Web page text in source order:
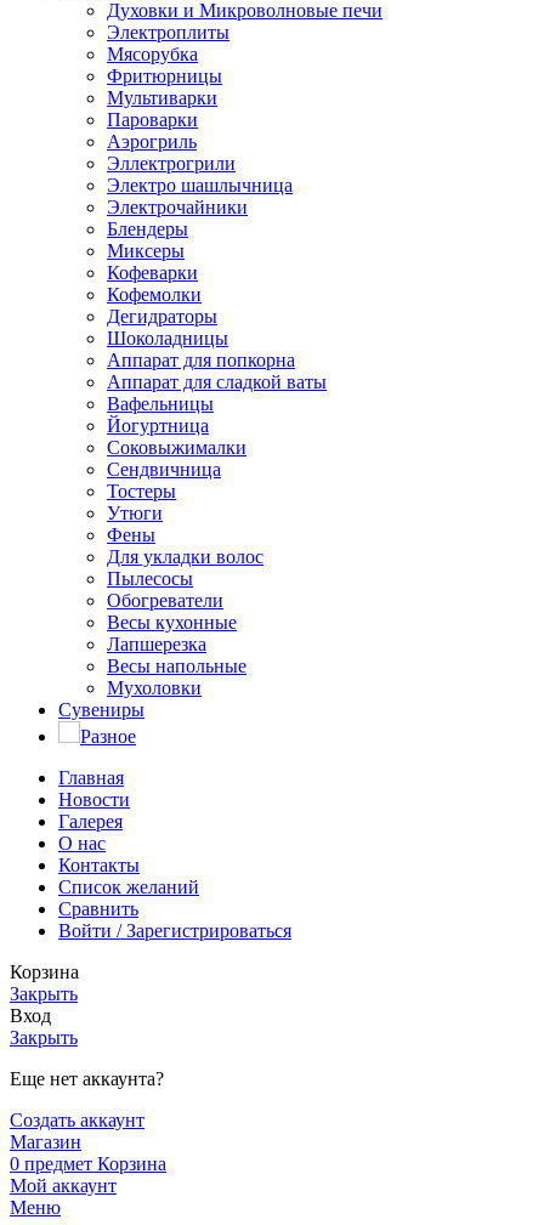
Духовки и Микроволновые печи
Электроплиты
Мясорубка
Фритюрницы
Мультиварки
Пароварки
Аэрогриль
Эллектрогрили
Электро шашлычница
Электрочайники
Блендеры
Миксеры
Кофеварки
Кофемолки
Дегидраторы
Шоколадницы
Аппарат для попкорна
Аппарат для сладкой ваты
Вафельницы
Йогуртница
Соковыжималки
Сендвичница
Тостеры
Утюги
Фены
Для укладки волос
Пылесосы
Обогреватели
Весы кухонные
Лапшерезка
Весы напольные
Мухоловки
Сувениры
Разное
Главная
Новости
Галерея
О нас
Контакты
Список желаний
Сравнить
Войти / Зарегистрироваться
Корзина
Закрыть
Вход
Закрыть
Еще нет аккаунта?
Создать аккаунт
Магазин
0 предмет Корзина
Мой аккаунт
Меню